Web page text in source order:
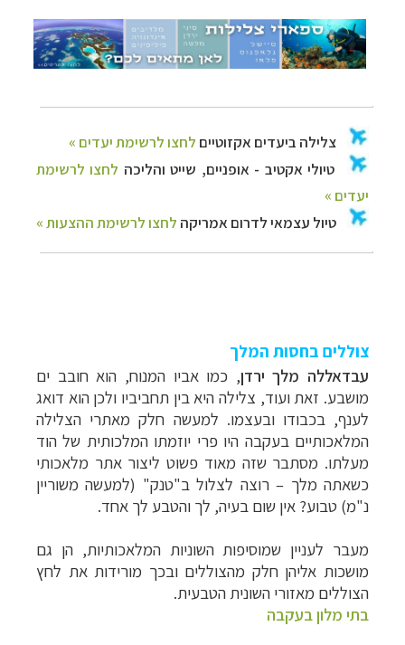
טיול עצמאי לדרום אמריקהלחצו לרשימת ההצעות »
צוללים בחסות המלך
עבדאללה מלך ירדן, כמו אביו המנוח, הוא חובב ים
מושבע. זאת ועוד, צלילה היא בין תחביביו ולכן הוא דואג
לענף, בכבודו ובעצמו. למעשה חלק מאתרי הצלילה
המלאכותיים בעקבה היו פרי יוזמתו המלכותית של הוד
מעלתו. מסתבר שזה מאוד פשוט ליצור אתר מלאכותי
כשאתה מלך – רוצה לצלול ב"טנק" (למעשה משוריין
נ"מ) טבוע? אין שום בעיה, לך והטבע לך אחד.
מעבר לעניין שמוסיפות השוניות המלאכותיות, הן גם
מושכות אליהן חלק מהצוללים ובכך מורידות את לחץ
הצוללים מאזורי השונית הטבעית.
בתי מלון בעקבה